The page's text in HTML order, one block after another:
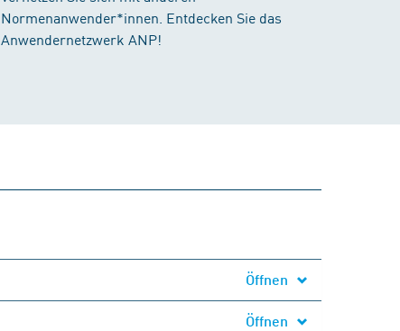
Normenanwender*innen. Entdecken Sie das
Anwendernetzwerk ANP!
Öffnen
Öffnen